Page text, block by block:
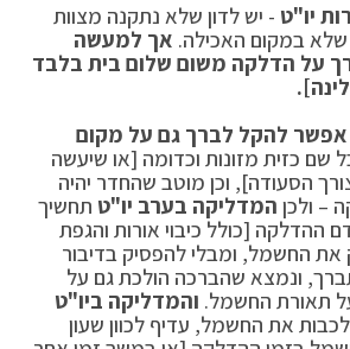
יו"ט - יש לדון שלא נתקנה מצוות
במקום האכילה. אך למעשה
על הדלקה משום שלום בית בלבד
להקל לברך גם על מקום
שם כזית מזונות וכדומה [או שיעשה
הסעודה], וכן מוטב שהחדר יהיה
– ולכן המדליקה בערב יו"ט תחשיך
ההדלקה [כולל כיבוי אורות והגפת
את החשמל, ומבלי להפסיק בדיבור
ונמצא שהברכה הולכת גם על
תאורת החשמל. והמדליקה ביו"ט
את החשמל, עדיף לכוון שעון